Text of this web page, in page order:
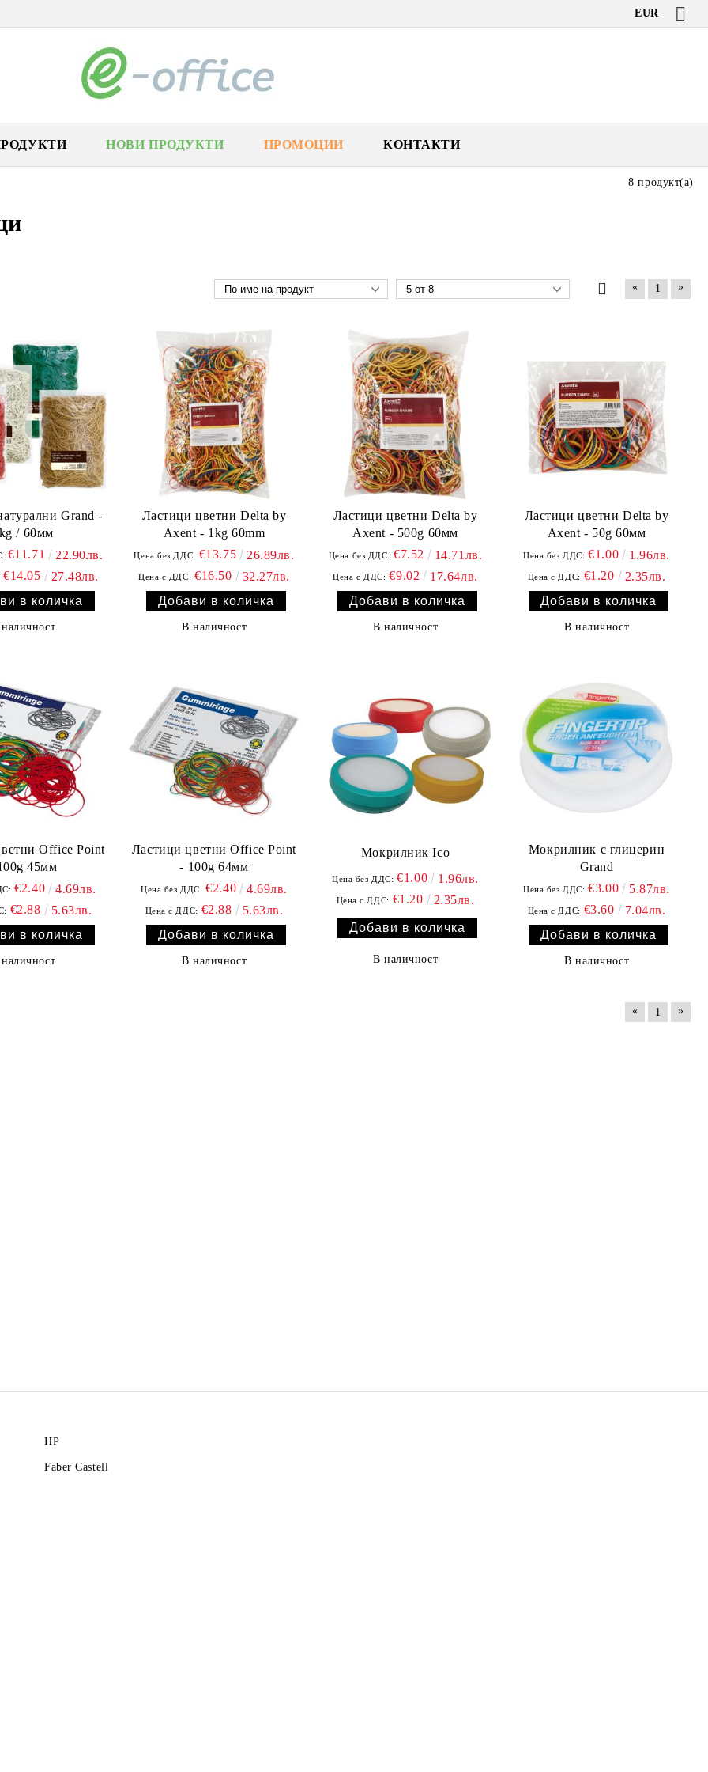
EUR
НОВИ ПРОДУКТИ ПРОМОЦИИ КОНТАКТИ
8 продукт(а)
« 1 »
Grand -
/ 60мм
€11.71 22.90лв.
€14.05 27.48лв.
Ластици цветни Delta by
Axent - 1kg 60mm
Цена без ДДС: €13.75 26.89лв.
Цена с ДДС: €16.50 32.27лв.
В наличност
Ластици цветни Delta by
Axent - 500g 60мм
Цена без ДДС: €7.52 14.71лв.
Цена с ДДС: €9.02 17.64лв.
В наличност
Ластици цветни Delta by
Axent - 50g 60мм
Цена без ДДС: €1.00 1.96лв.
Цена с ДДС: €1.20 2.35лв.
В наличност
Office Point
45мм
€2.40 4.69лв.
€2.88 5.63лв.
Ластици цветни Office Point
- 100g 64мм
Цена без ДДС: €2.40 4.69лв.
Цена с ДДС: €2.88 5.63лв.
В наличност
Мокрилник Ico
Цена без ДДС: €1.00 1.96лв.
Цена с ДДС: €1.20 2.35лв.
В наличност
Мокрилник с глицерин
Grand
Цена без ДДС: €3.00 5.87лв.
Цена с ДДС: €3.60 7.04лв.
В наличност
« 1 »
HP
Faber Castell